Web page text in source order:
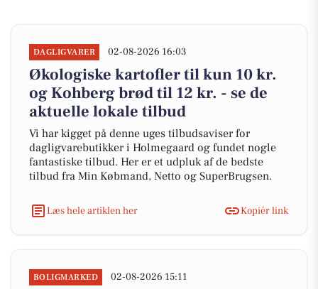
DAGLIGVARER 02-08-2026 16:03
Økologiske kartofler til kun 10 kr.
og Kohberg brød til 12 kr. - se de
aktuelle lokale tilbud
Vi har kigget på denne uges tilbudsaviser for
dagligvarebutikker i Holmegaard og fundet nogle
fantastiske tilbud. Her er et udpluk af de bedste
tilbud fra Min Købmand, Netto og SuperBrugsen.
Læs hele artiklen her Kopiér link
BOLIGMARKED 02-08-2026 15:11